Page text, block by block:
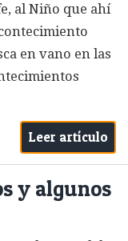
al Niño que ahí
en vano en las
Leer artículo
y algunos